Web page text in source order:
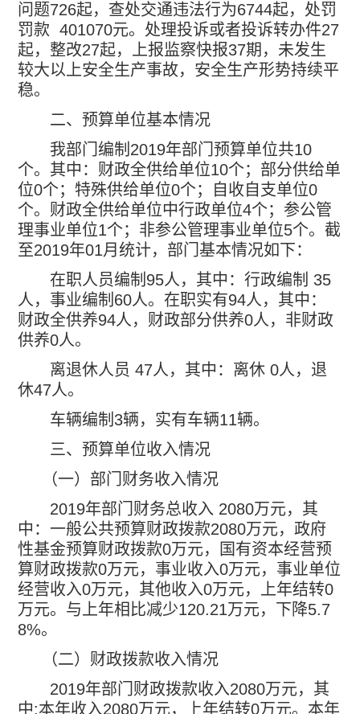
问题726起，查处交通违法行为6744起，处罚
罚款 401070元。处理投诉或者投诉转办件27
起，整改27起，上报监察快报37期，未发生
较大以上安全生产事故，安全生产形势持续平
稳。
二、预算单位基本情况
我部门编制 2019年部门预算单位共10
个。其中：财政全供给单位10个；部分供给单
位0个；特殊供给单位0个；自收自支单位0
个。财政全供给单位中行政单位4个；参公管
理事业单位1个；非参公管理事业单位5个。截
至2019年01月统计，部门基本情况如下：
在职人员编制 95人，其中：行政编制 35
人，事业编制 60人。在职实有94人，其中：
财政全供养94人，财政部分供养0人，非财政
供养0人。
离退休人员 47人，其中：离休 0人，退
休47人。
车辆编制 3辆，实有车辆11辆。
三、预算单位收入情况
（一）部门财务收入情况
2019年部门财务总收入 2080万元，其
中：一般公共预算财政拨款2080万元，政府
性基金预算财政拨款0万元，国有资本经营预
算财政拨款0万元，事业收入0万元，事业单位
经营收入0万元，其他收入0万元，上年结转0
万元。与上年相比减少120.21万元，下降5.7
8%。
（二）财政拨款收入情况
2019年部门财政拨款收入2080万元，其
中:本年收入2080万元，上年结转0万元。本年